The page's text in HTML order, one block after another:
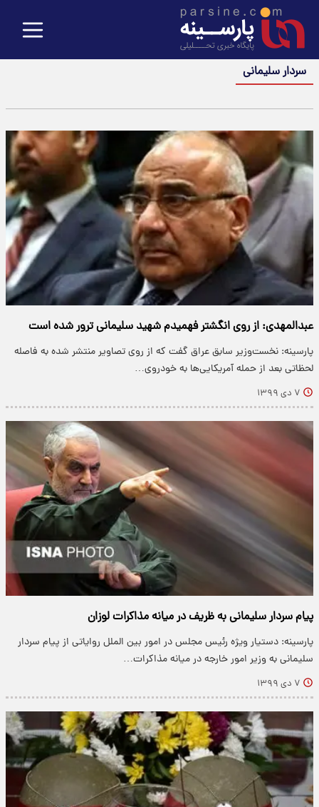
سردار سلیمانی
عبدالمهدی: از روی انگشتر فهمیدم شهید سلیمانی ترور شده است
پارسینه: نخست‌وزیر سابق عراق گفت که از روی تصاویر منتشر شده به فاصله
لحظاتی بعد از حمله آمریکایی‌ها به خودروی…
۷ دی ۱۳۹۹
پیام سردار سلیمانی به ظریف در میانه مذاکرات لوزان
پارسینه: دستیار ویژه رئیس مجلس در امور بین الملل روایاتی از پیام سردار
سلیمانی به وزیر امور خارجه در میانه مذاکرات…
۷ دی ۱۳۹۹